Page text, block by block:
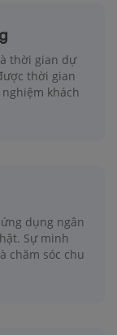
thời gian dự
thời gian
khách
dụng ngân
Sự minh
chăm sóc chu